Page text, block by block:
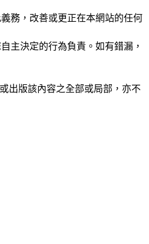
務，改善或更正在本網站的任何
主決定的行為負責。如有錯漏，
出版該內容之全部或局部，亦不